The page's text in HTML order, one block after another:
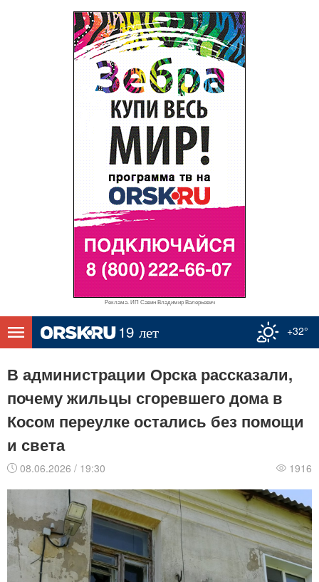
Реклама. ИП Савин Владимир Валерьевич
+32°
В администрации Орска рассказали,
почему жильцы сгоревшего дома в
Косом переулке остались без помощи
и света
08.06.2026 / 19:30 1916